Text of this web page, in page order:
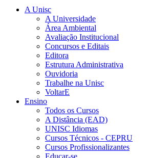
A Unisc
A Universidade
Área Ambiental
Avaliação Institucional
Concursos e Editais
Editora
Estrutura Administrativa
Ouvidoria
Trabalhe na Unisc
VoltarE
Ensino
Todos os Cursos
A Distância (EAD)
UNISC Idiomas
Cursos Técnicos - CEPRU
Cursos Profissionalizantes
Educar-se